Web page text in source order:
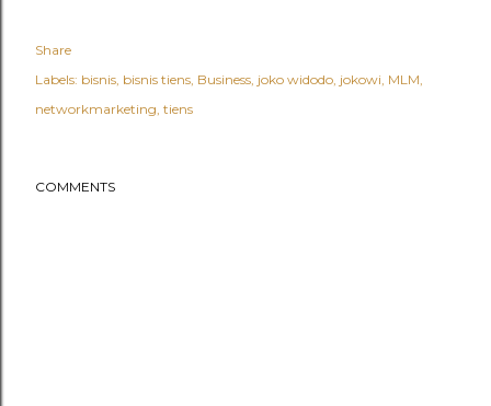
Share
Labels: bisnis bisnis tiens Business joko widodo jokowi MLM
networkmarketing tiens
COMMENTS